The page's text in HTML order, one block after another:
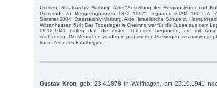
Quellen: Staatsarchiv Marburg, Akte "Anstellung der Religionslehrer und
Gemeinde zu Mengeringhausen 1872–1912"; Signatur: STAM 180 L.A.
Sommer 2004; Staatsarchiv Marburg, Akte "Israelitische Schule zu
Witzenhausen 514; Das Todeslager in Chelmno war für die Juden aus dem
08.12.1941 hatten dort die ersten Tötungen begonnen, die mit
stattfanden. Die Menschen wurden in präparierten Gaswagen zusammen
kurze Zeit nach Fahrtbeginn.
Gustav Kron,geb. 23.4.1878 in Wolfhagen, am 25.10.1941